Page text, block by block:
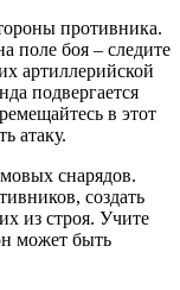
противника.
поле боя – следите
артиллерийской
подвергается
в этот
атаку.
снарядов.
создать
из строя. Учите
может быть